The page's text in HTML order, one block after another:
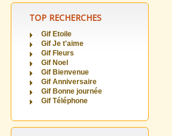
TOP RECHERCHES
Gif Etoile
Gif Je t'aime
Gif Fleurs
Gif Noel
Gif Bienvenue
Gif Anniversaire
Gif Bonne journée
Gif Téléphone